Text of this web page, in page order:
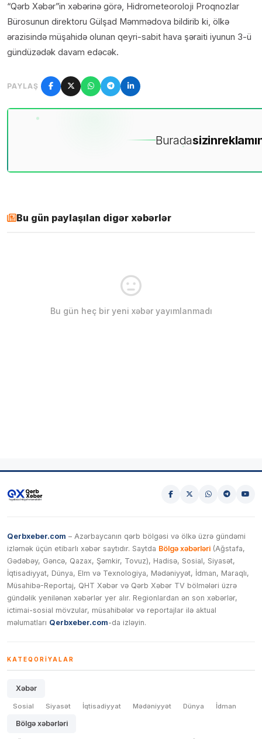
“Qərb Xəbər”in xəbərinə görə, Hidrometeoroloji Proqnozlar
Bürosunun direktoru Gülşad Məmmədova bildirib ki, ölkə
ərazisində müşahidə olunan qeyri-sabit hava şəraiti iyunun 3-ü
gündüzədək davam edəcək.
PAYLAŞ
Buradasizin
Bu gün paylaşılan digər xəbərlər
Bu gün heç bir yeni xəbər yayımlanmadı
Qerbxeber.com – Azərbaycanın qərb bölgəsi və ölkə üzrə gündəmi
izləmək üçün etibarlı xəbər saytıdır. Saytda Bölgə xəbərləri (Ağstafa,
Gədəbəy, Gəncə, Qazax, Şəmkir, Tovuz), Hadisə, Sosial, Siyasət,
İqtisadiyyat, Dünya, Elm və Texnologiya, Mədəniyyət, İdman, Maraqlı,
Müsahibə-Reportaj, QHT Xəbər və Qərb Xəbər TV bölmələri üzrə
gündəlik yenilənən xəbərlər yer alır. Regionlardan ən son xəbərlər,
ictimai-sosial mövzular, müsahibələr və reportajlar ilə aktual
məlumatları Qerbxeber.com-da izləyin.
KATEQORIYALAR
Xəbər
Sosial Siyasət İqtisadiyyat Mədəniyyət Dünya İdman
Bölgə xəbərləri